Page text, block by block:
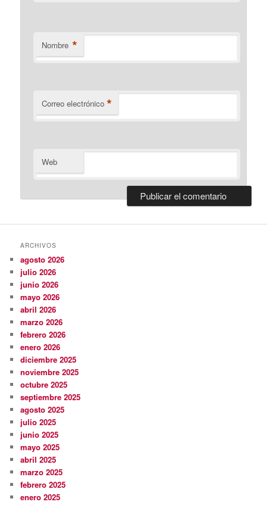
Nombre *
Correo electrónico *
Web
ARCHIVOS
agosto 2026
julio 2026
junio 2026
mayo 2026
abril 2026
marzo 2026
febrero 2026
enero 2026
diciembre 2025
noviembre 2025
octubre 2025
septiembre 2025
agosto 2025
julio 2025
junio 2025
mayo 2025
abril 2025
marzo 2025
febrero 2025
enero 2025